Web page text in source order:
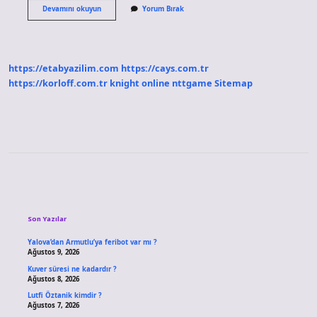
Devamını okuyunManisa
Akhisar
Yorum Bırak
https://etabyazilim.com https://cays.com.tr
https://korloff.com.tr knight online nttgame Sitemap
Son Yazılar
Yalova’dan Armutlu’ya feribot var mı ?
Ağustos 9, 2026
Kuver süresi ne kadardır ?
Ağustos 8, 2026
Lutfi Öztanik kimdir ?
Ağustos 7, 2026